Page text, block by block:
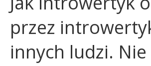
przez
innych ludzi.